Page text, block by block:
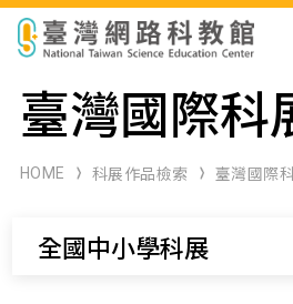
科展作品檢索
科學研習月刊
臺灣國際科
HOME 科展作品檢索 臺灣國際
全國中小學科展